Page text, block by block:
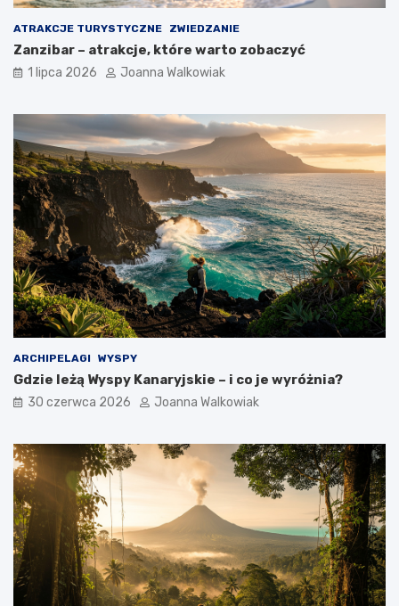
ATRAKCJE TURYSTYCZNE ZWIEDZANIE
Zanzibar – atrakcje, które warto zobaczyć
1 lipca 2026 Joanna Walkowiak
ARCHIPELAGI WYSPY
Gdzie leżą Wyspy Kanaryjskie – i co je wyróżnia?
30 czerwca 2026 Joanna Walkowiak